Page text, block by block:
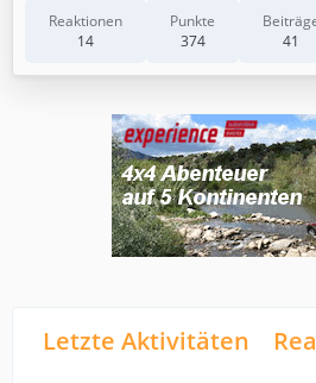
Reaktionen
14
Punkte
374
41
Letzte Aktivitäten